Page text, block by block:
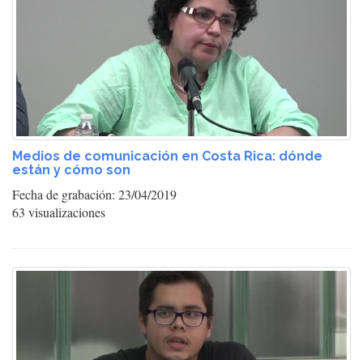
Medios de comunicación en Costa Rica: dónde
están y cómo son
Fecha de grabación: 23/04/2019
63 visualizaciones